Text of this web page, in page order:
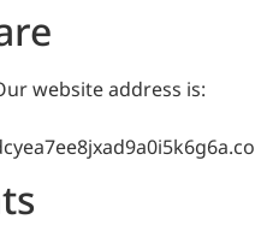
website address is: